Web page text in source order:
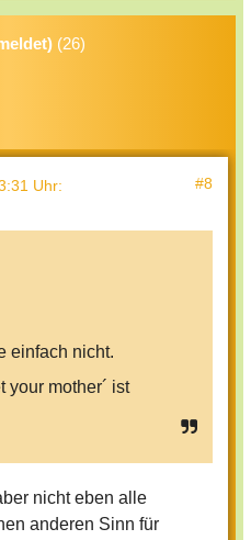
(26)
Uhr: #8
einfach nicht.
your mother´ ist
nicht eben alle
anderen Sinn für